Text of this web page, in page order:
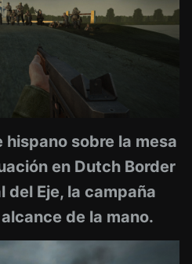
sobre la mesa
en Dutch Border
Eje, la campaña
de la mano.